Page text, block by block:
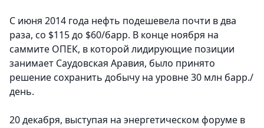
С июня 2014 года нефть подешевела почти в два
раза, со $115 до $60/барр. В конце ноября на
саммите ОПЕК, в которой лидирующие позиции
занимает Саудовская Аравия, было принято
решение сохранить добычу на уровне 30 млн барр./
день.
20 декабря, выступая на энергетическом форуме в